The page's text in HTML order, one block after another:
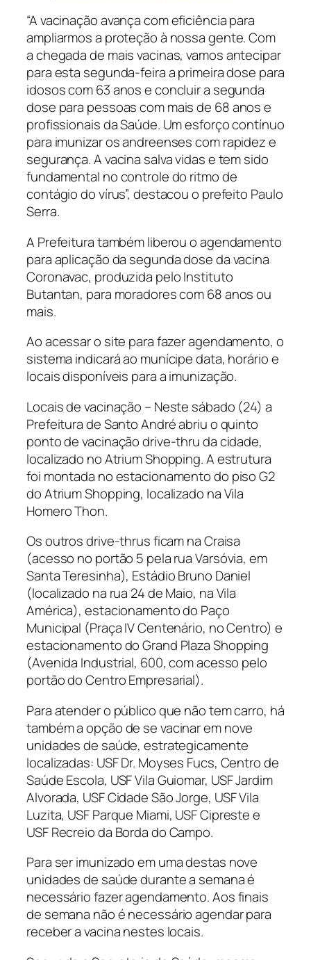
“A vacinação avança com eficiência para
ampliarmos a proteção à nossa gente. Com
a chegada de mais vacinas, vamos antecipar
para esta segunda-feira a primeira dose para
idosos com 63 anos e concluir a segunda
dose para pessoas com mais de 68 anos e
profissionais da Saúde. Um esforço contínuo
para imunizar os andreenses com rapidez e
segurança. A vacina salva vidas e tem sido
fundamental no controle do ritmo de
contágio do vírus”, destacou o prefeito Paulo
Serra.
A Prefeitura também liberou o agendamento
para aplicação da segunda dose da vacina
Coronavac, produzida pelo Instituto
Butantan, para moradores com 68 anos ou
mais.
Ao acessar o site para fazer agendamento, o
sistema indicará ao munícipe data, horário e
locais disponíveis para a imunização.
Locais de vacinação – Neste sábado (24) a
Prefeitura de Santo André abriu o quinto
ponto de vacinação drive-thru da cidade,
localizado no Atrium Shopping. A estrutura
foi montada no estacionamento do piso G2
do Atrium Shopping, localizado na Vila
Homero Thon.
Os outros drive-thrus ficam na Craisa
(acesso no portão 5 pela rua Varsóvia, em
Santa Teresinha), Estádio Bruno Daniel
(localizado na rua 24 de Maio, na Vila
América), estacionamento do Paço
Municipal (Praça IV Centenário, no Centro) e
estacionamento do Grand Plaza Shopping
(Avenida Industrial, 600, com acesso pelo
portão do Centro Empresarial).
Para atender o público que não tem carro, há
também a opção de se vacinar em nove
unidades de saúde, estrategicamente
localizadas: USF Dr. Moyses Fucs, Centro de
Saúde Escola, USF Vila Guiomar, USF Jardim
Alvorada, USF Cidade São Jorge, USF Vila
Luzita, USF Parque Miami, USF Cipreste e
USF Recreio da Borda do Campo.
Para ser imunizado em uma destas nove
unidades de saúde durante a semana é
necessário fazer agendamento. Aos finais
de semana não é necessário agendar para
receber a vacina nestes locais.